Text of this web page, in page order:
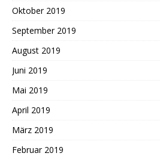
Oktober 2019
September 2019
August 2019
Juni 2019
Mai 2019
April 2019
März 2019
Februar 2019